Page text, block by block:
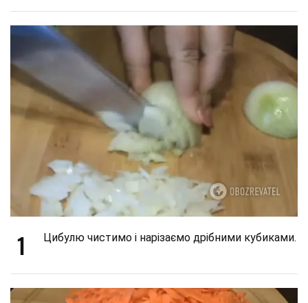
1 Цибулю чистимо і нарізаємо дрібними кубиками.